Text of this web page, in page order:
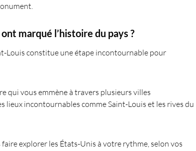
marqué l’histoire du pays ?
Louis constitue une étape incontournable pour
qui vous emmène à travers plusieurs villes
lieux incontournables comme Saint-Louis et les rives du
explorer les États-Unis à votre rythme, selon vos